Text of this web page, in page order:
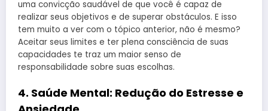
uma convicção saudável de que você é capaz de
realizar seus objetivos e de superar obstáculos. E isso
tem muito a ver com o tópico anterior, não é mesmo?
Aceitar seus limites e ter plena consciência de suas
capacidades te traz um maior senso de
responsabilidade sobre suas escolhas.
4. Saúde Mental: Redução do Estresse e